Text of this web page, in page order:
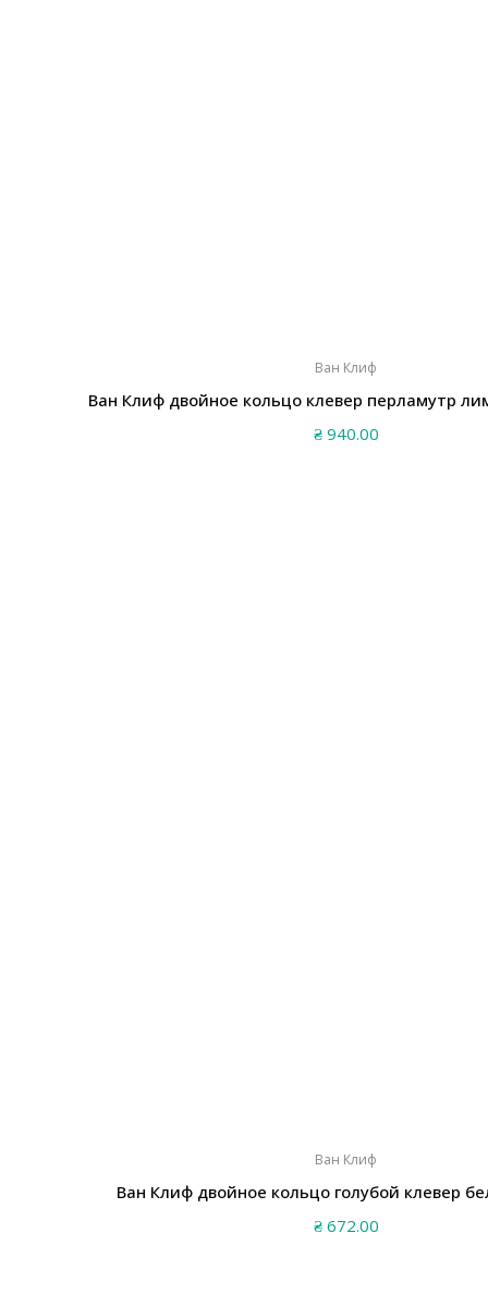
Ван Клиф
Ван Клиф двойное кольцо клевер перламутр
₴940.00
Ван Клиф
Ван Клиф двойное кольцо голубой клевер
₴672.00